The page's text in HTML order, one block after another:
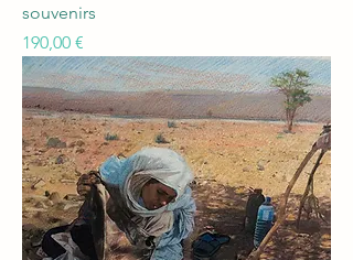
souvenirs
Prix
190,00 €